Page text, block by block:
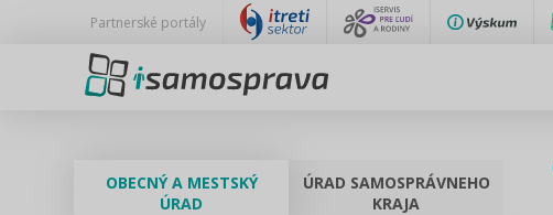
Partnerské portály
OBECNÝ A MESTSKÝ
ÚRAD
ÚRAD SAMOSPRÁVNEHO
KRAJA